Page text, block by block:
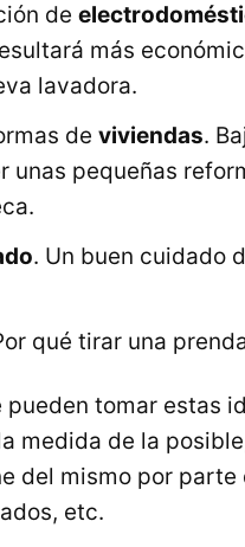
de
más
lavadora.
de viviendas.
unas pequeñas
. Un buen cuidado
qué tirar una
tomar estas
medida de la
del mismo por
etc.